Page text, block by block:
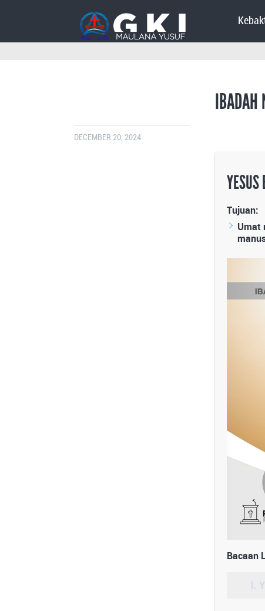
IBADAH
DECEMBER 20, 2024
Tujuan:
Umat
Bacaan
I.